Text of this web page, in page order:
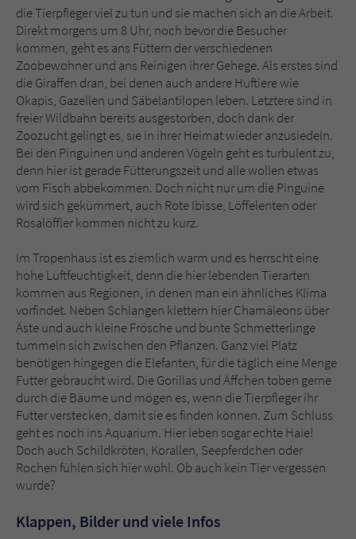
die Tierpfleger viel zu tun und sie machen sich an die Arbeit.
Direkt morgens um 8 Uhr, noch bevor die Besucher
kommen, geht es ans Füttern der verschiedenen
Zoobewohner und ans Reinigen ihrer Gehege. Als erstes sind
die Giraffen dran, bei denen auch andere Huftiere wie
Okapis, Gazellen und Säbelantilopen leben. Letztere sind in
freier Wildbahn bereits ausgestorben, doch dank der
Zoozucht gelingt es, sie in ihrer Heimat wieder anzusiedeln.
Bei den Pinguinen und anderen Vögeln geht es turbulent zu,
denn hier ist gerade Fütterungszeit und alle wollen etwas
vom Fisch abbekommen. Doch nicht nur um die Pinguine
wird sich gekümmert, auch Rote Ibisse, Löffelenten oder
Rosalöffler kommen nicht zu kurz.
Im Tropenhaus ist es ziemlich warm und es herrscht eine
hohe Luftfeuchtigkeit, denn die hier lebenden Tierarten
kommen aus Regionen, in denen man ein ähnliches Klima
vorfindet. Neben Schlangen klettern hier Chamäleons über
Äste und auch kleine Frösche und bunte Schmetterlinge
tummeln sich zwischen den Pflanzen. Ganz viel Platz
benötigen hingegen die Elefanten, für die täglich eine Menge
Futter gebraucht wird. Die Gorillas und Äffchen toben gerne
durch die Bäume und mögen es, wenn die Tierpfleger ihr
Futter verstecken, damit sie es finden können. Zum Schluss
geht es noch ins Aquarium. Hier leben sogar echte Haie!
Doch auch Schildkröten, Korallen, Seepferdchen oder
Rochen fühlen sich hier wohl. Ob auch kein Tier vergessen
wurde?
Klappen, Bilder und viele Infos
Sicherheitscode des Kontaktformulars zu
überprüfen.